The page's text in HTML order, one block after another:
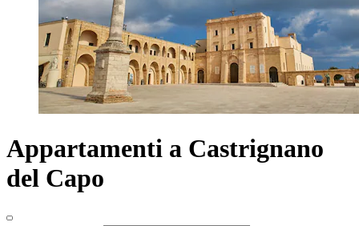
Appartamenti a Castrignano
del Capo